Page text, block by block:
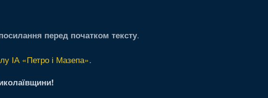
перед початком тексту.
ІА «Петро і Мазепа».